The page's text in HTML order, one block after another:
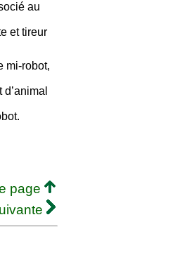
au
et tireur
mi-robot,
page